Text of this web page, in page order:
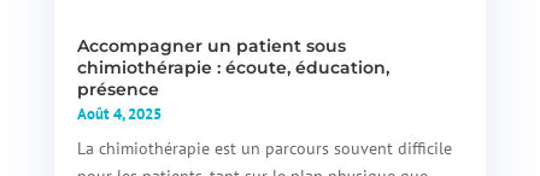
Accompagner un patient sous
chimiothérapie : écoute, éducation,
présence
Août 4, 2025
La chimiothérapie est un parcours souvent difficile